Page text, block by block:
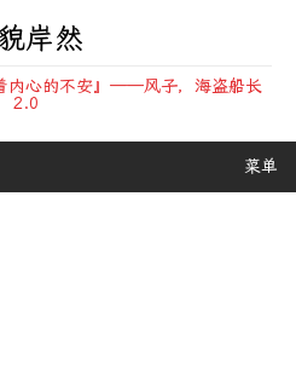
岸然
内心的不安』——风子，海盗船长
2.0
菜单